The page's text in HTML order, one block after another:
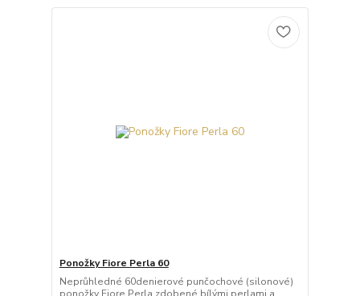
Ponožky Fiore Perla 60
Neprůhledné 60denierové punčochové (silonové)
ponožky Fiore Perla zdobené bílými perlami a